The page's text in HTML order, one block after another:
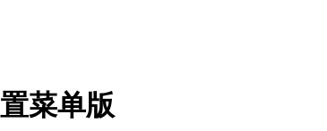
菜单版